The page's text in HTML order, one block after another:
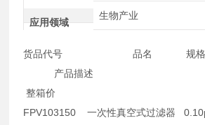
应用领域
生物产业
货品代号 品
产品描述 包
整箱价
FPV103150 一次性真空式过滤器